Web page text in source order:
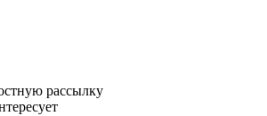
рассылку